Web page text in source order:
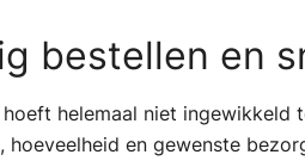
bestellen en
helemaal niet
hoeveelheid en gewenste